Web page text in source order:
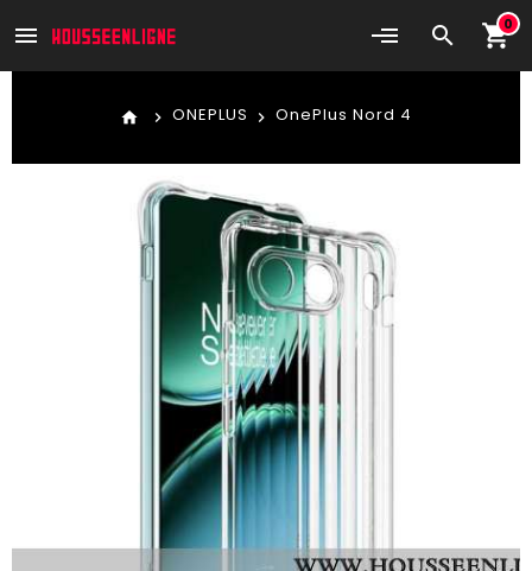
search shopping_cart
0
menu
home ONEPLUS OnePlus Nord 4